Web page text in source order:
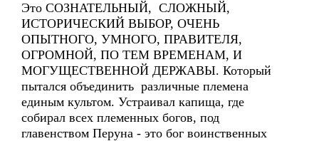
Это СОЗНАТЕЛЬНЫЙ, СЛОЖНЫЙ,
ИСТОРИЧЕСКИЙ ВЫБОР, ОЧЕНЬ
ОПЫТНОГО, УМНОГО, ПРАВИТЕЛЯ,
ОГРОМНОЙ, ПО ТЕМ ВРЕМЕНАМ, И
МОГУЩЕСТВЕННОЙ ДЕРЖАВЫ. Который
пытался объединить различные племена
единым культом. Устраивал капища, где
собирал всех племенных богов, под
главенством Перуна - это бог воинственных